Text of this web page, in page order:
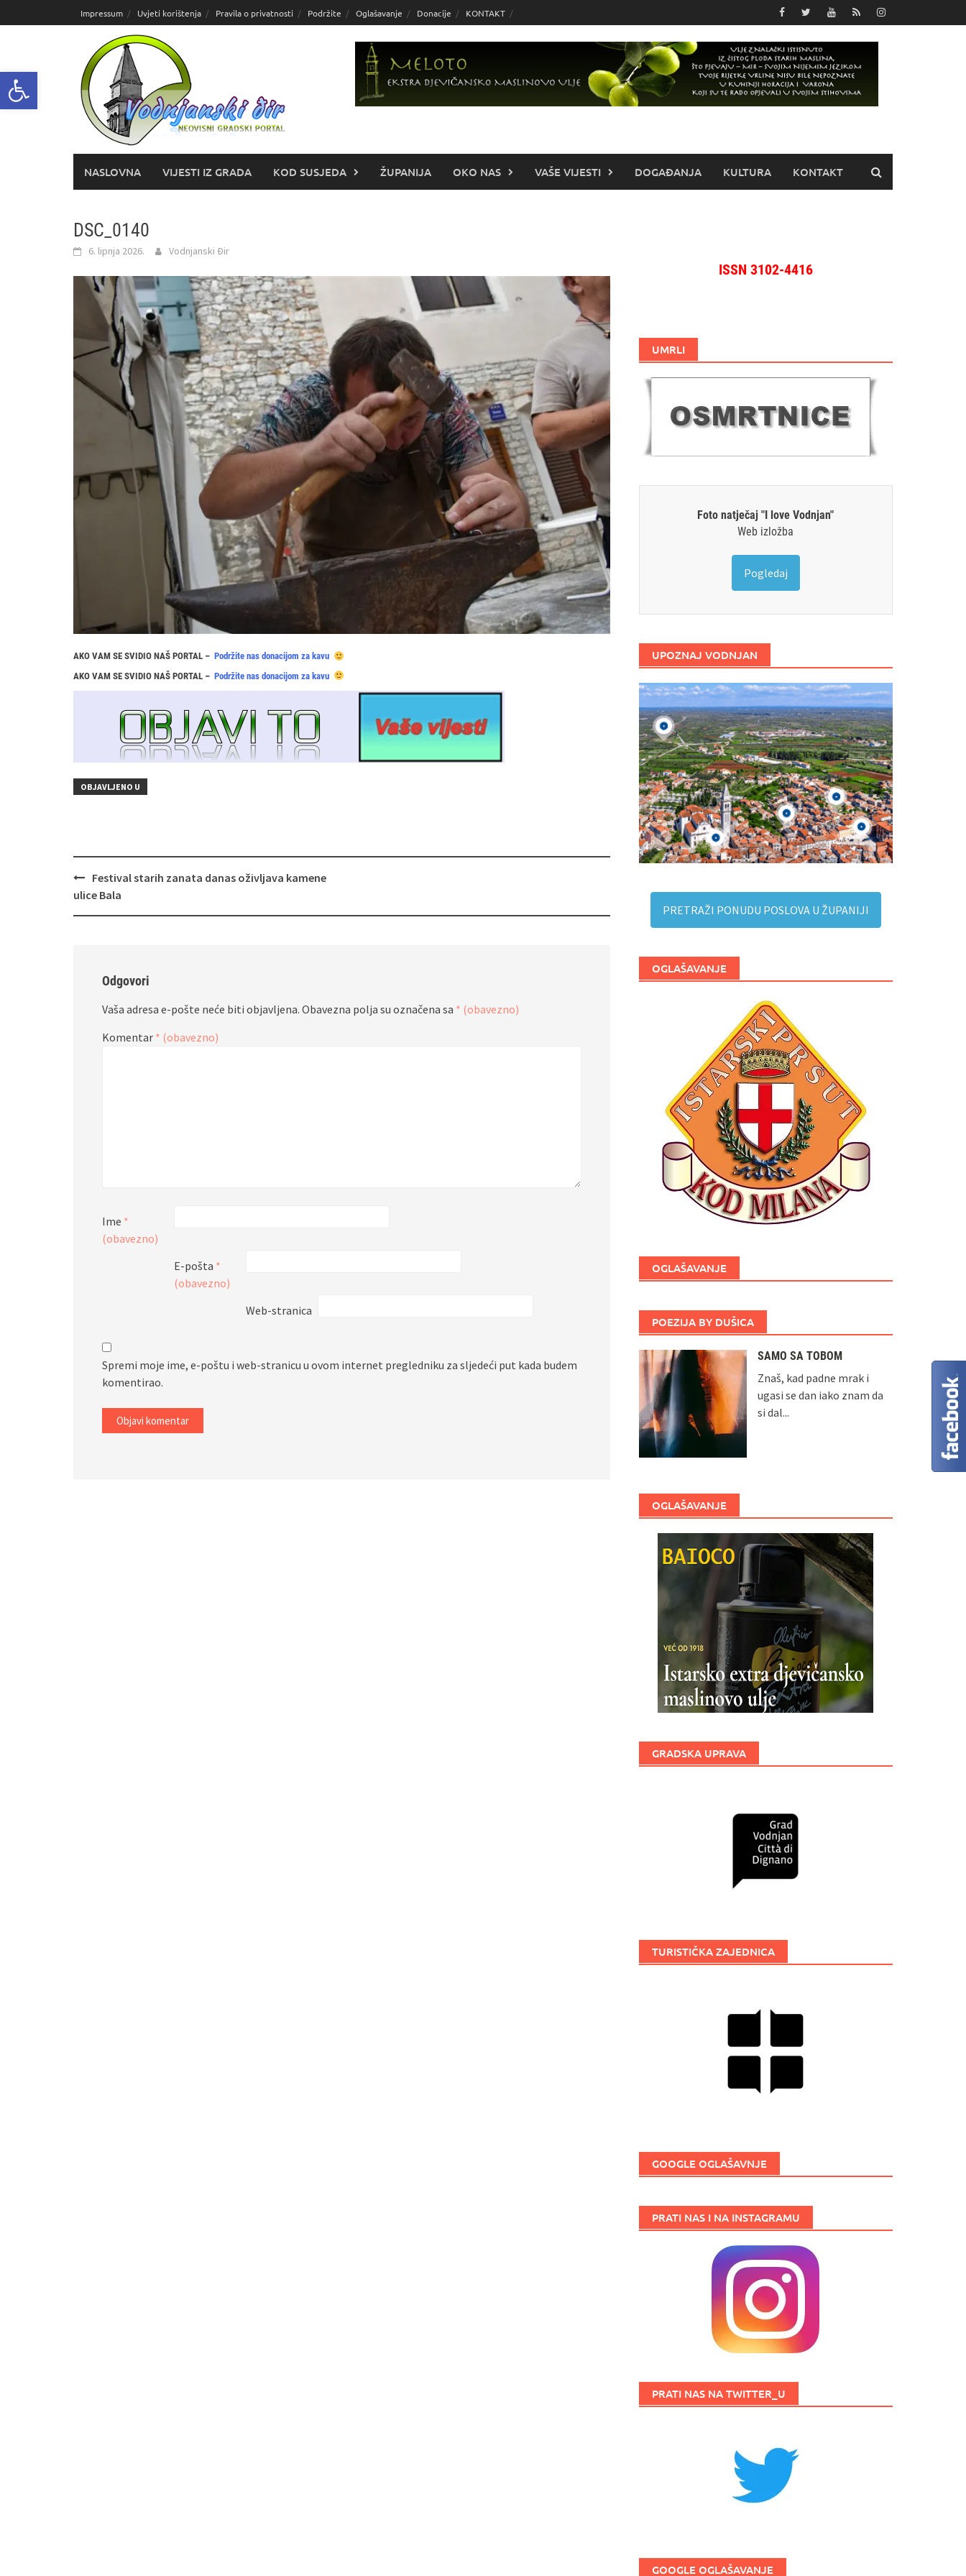
Open toolbar
do
Impressum Uvjeti korištenja Pravila o privatnosti Podržite Oglašavanje Donacije KONTAKT
NASLOVNA VIJESTI IZ GRADA KOD SUSJEDA ŽUPANIJA OKO NAS VAŠE VIJESTI DOGAĐANJA KULTURA KONTAKT
DSC_0140
6. lipnja 2026. Vodnjanski Đir
AKO VAM SE SVIDIO NAŠ PORTAL – Podržite nas donacijom za kavu
AKO VAM SE SVIDIO NAŠ PORTAL – Podržite nas donacijom za kavu
OBJAVLJENO U
Navigacija
objava
Festival starih zanata danas oživljava kamene
ulice Bala
Odgovori
Vaša adresa e-pošte neće biti objavljena. Obavezna polja su označena sa * (obavezno)
Komentar * (obavezno)
Ime *
(obavezno)
E-pošta *
(obavezno)
Web-stranica
Spremi moje ime, e-poštu i web-stranicu u ovom internet pregledniku za sljedeći put kada budem
komentirao.
ISSN 3102-4416
UMRLI
Foto natječaj "I love Vodnjan"
Web izložba
Pogledaj
UPOZNAJ VODNJAN
PRETRAŽI PONUDU POSLOVA U ŽUPANIJI
OGLAŠAVANJE
OGLAŠAVANJE
POEZIJA BY DUŠICA
SAMO SA TOBOM
Znaš, kad padne mrak i
ugasi se dan iako znam da
si dal...
OGLAŠAVANJE
GRADSKA UPRAVA
TURISTIČKA ZAJEDNICA
GOOGLE OGLAŠAVNJE
PRATI NAS I NA INSTAGRAMU
PRATI NAS NA TWITTER_U
GOOGLE OGLAŠAVANJE